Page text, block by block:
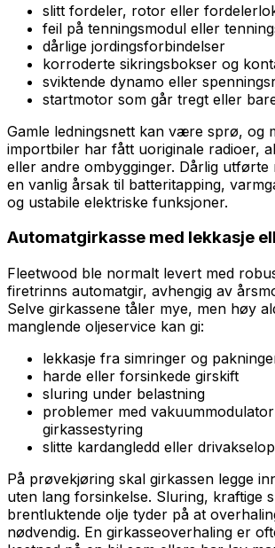
slitt fordeler, rotor eller
feil på tenningsmodul eller
dårlige jordingsforbindelser
korroderte sikringsbokser og
sviktende dynamo eller
startmotor som går tregt eller
Gamle ledningsnett kan være sprø, og
importbiler har fått uoriginale radioer,
eller andre ombygginger. Dårlig utførte
en vanlig årsak til batteritapping,
og ustabile elektriske funksjoner.
Automatgirkasse med lekkasje
Fleetwood ble normalt levert med
firetrinns automatgir, avhengig av
Selve girkassene tåler mye, men høy
manglende oljeservice kan gi:
lekkasje fra simringer og
harde eller forsinkede girskift
sluring under belastning
problemer med
girkassestyring
slitte kardangledd eller
På prøvekjøring skal girkassen legge
uten lang forsinkelse. Sluring, kraftige
brentluktende olje tyder på at
nødvendig. En girkasseoverhaling er